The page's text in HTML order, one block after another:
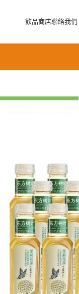
飲品商店聯絡我們